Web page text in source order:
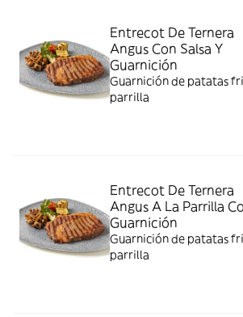
Entrecot De Ternera
Angus Con Salsa Y
Guarnición
Guarnición de patatas
parrilla
Entrecot De Ternera
Angus A La Parrilla
Guarnición
Guarnición de patatas
parrilla